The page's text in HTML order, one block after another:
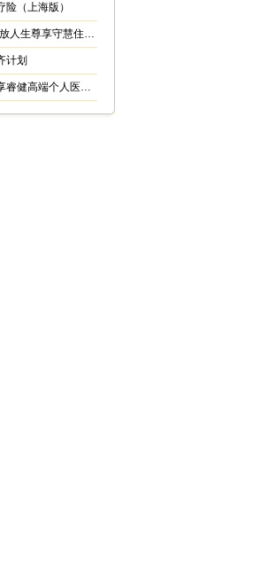
（上海版）
安盛天平-盛放人生尊享守慧住院医疗保险
计划
招商信诺智享睿健高端个人医疗保险